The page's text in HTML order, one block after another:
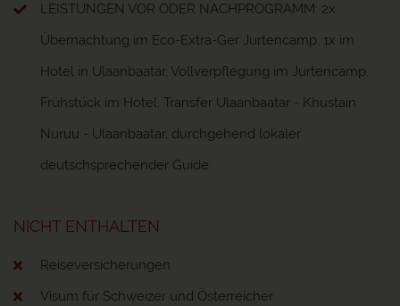
LEISTUNGEN VOR ODER NACHPROGRAMM: 2x
Übernachtung im Eco-Extra-Ger Jurtencamp, 1x im
Hotel in Ulaanbaatar, Vollverpflegung im Jurtencamp,
Frühstück im Hotel, Transfer Ulaanbaatar - Khustain
Nuruu - Ulaanbaatar, durchgehend lokaler
deutschsprechender Guide
NICHT ENTHALTEN
Reiseversicherungen
Visum für Schweizer und Österreicher